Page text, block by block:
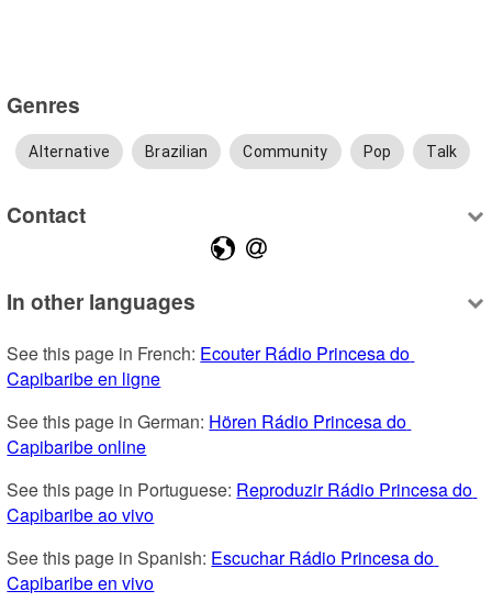
Genres
Alternative Brazilian Community Pop Talk
Contact
In other languages
See this page in French: Ecouter Rádio Princesa do
Capibaribe en ligne
See this page in German: Hören Rádio Princesa do
Capibaribe online
See this page in Portuguese: Reproduzir Rádio Princesa do
Capibaribe ao vivo
See this page in Spanish: Escuchar Rádio Princesa do
Capibaribe en vivo